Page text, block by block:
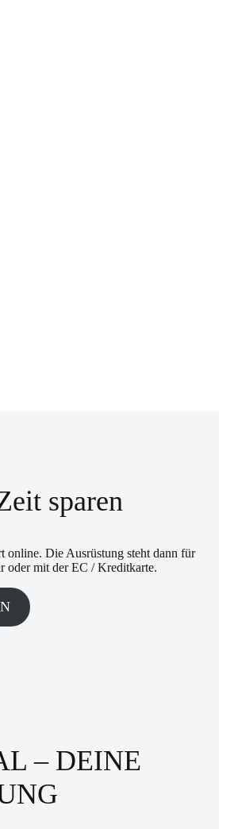
sparen
online. Die Ausrüstung steht dann für
oder mit der EC / Kreditkarte.
– DEINE